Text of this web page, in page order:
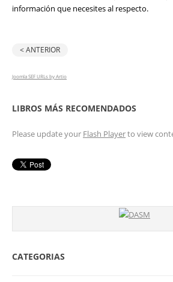
información que necesites al respecto.
< ANTERIOR
Joomla SEF URLs by Artio
LIBROS MÁS RECOMENDADOS
Please update your Flash Playerto view
CATEGORIAS